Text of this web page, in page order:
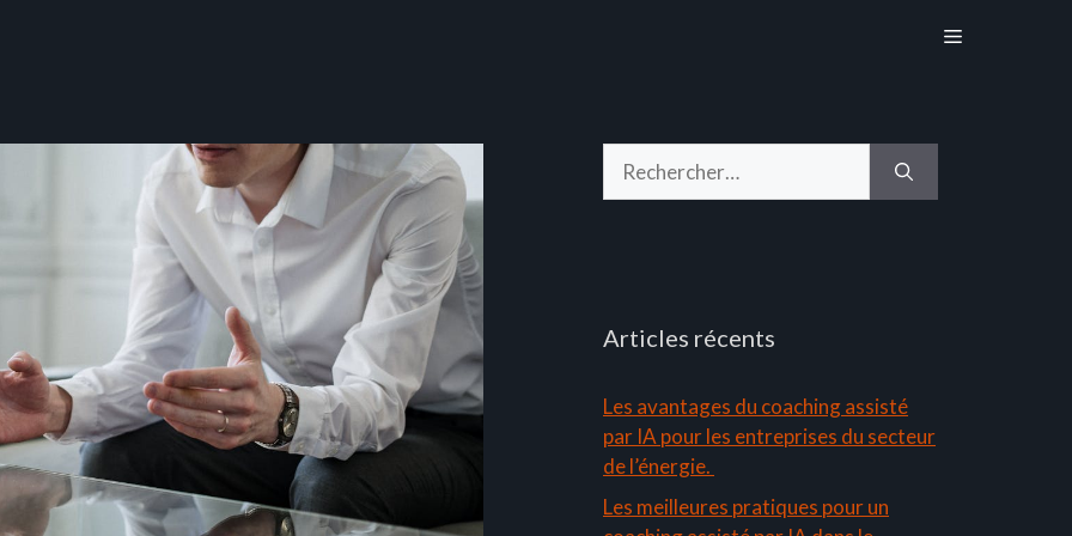
Menu
Articles récents
Les avantages du coaching assisté
par IA pour les entreprises du secteur
de l’énergie.
Les meilleures pratiques pour un